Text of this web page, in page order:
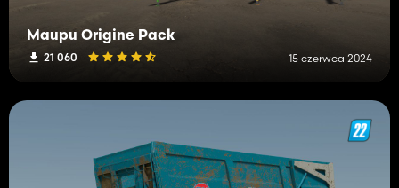
Maupu Origine Pack
21 060 15 czerwca 2024